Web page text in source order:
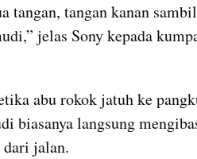
tangan, tangan kanan
jelas Sony kepada
abu rokok jatuh ke
biasanya langsung
dari jalan.